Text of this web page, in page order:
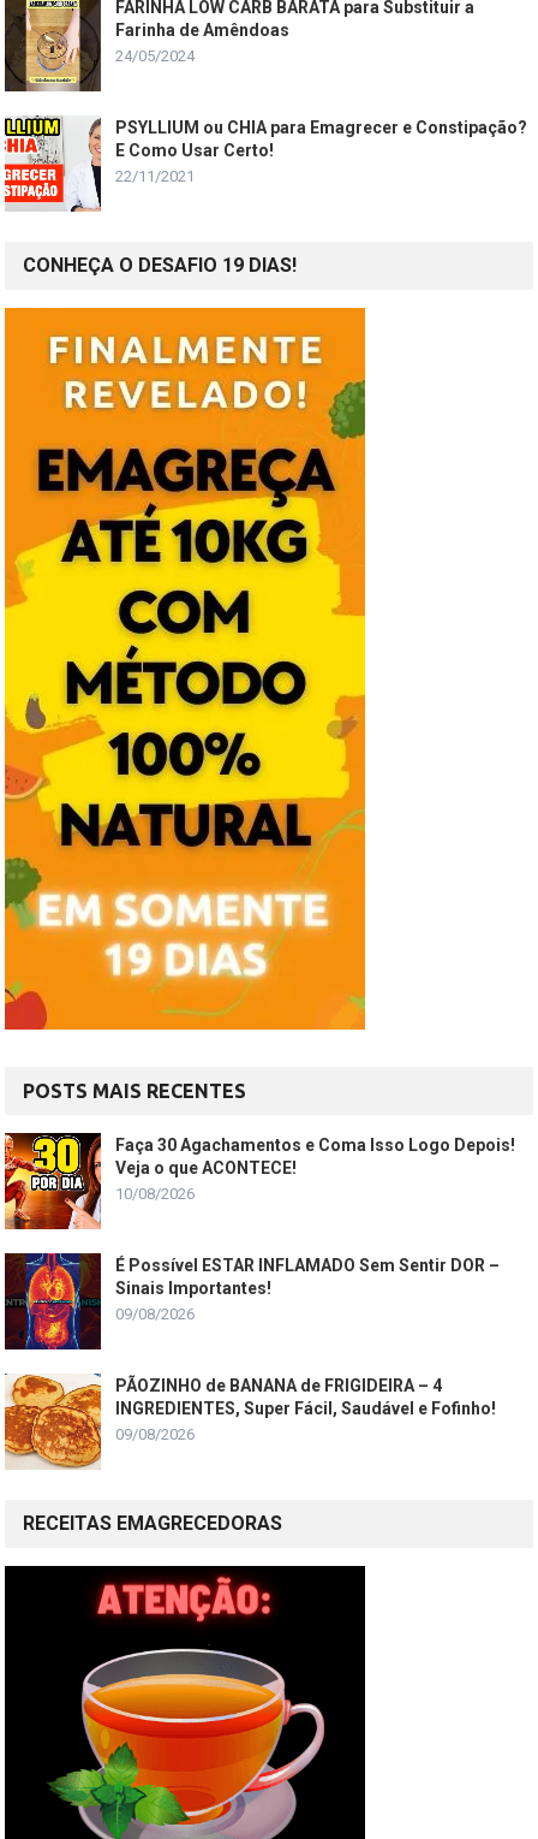
FARINHA LOW CARB BARATA para Substituir a
Farinha de Amêndoas
24/05/2024
PSYLLIUM ou CHIA para Emagrecer e Constipação?
E Como Usar Certo!
22/11/2021
CONHEÇA O DESAFIO 19 DIAS!
POSTS MAIS RECENTES
Faça 30 Agachamentos e Coma Isso Logo Depois!
Veja o que ACONTECE!
10/08/2026
É Possível ESTAR INFLAMADO Sem Sentir DOR –
Sinais Importantes!
09/08/2026
PÃOZINHO de BANANA de FRIGIDEIRA – 4
INGREDIENTES, Super Fácil, Saudável e Fofinho!
09/08/2026
RECEITAS EMAGRECEDORAS